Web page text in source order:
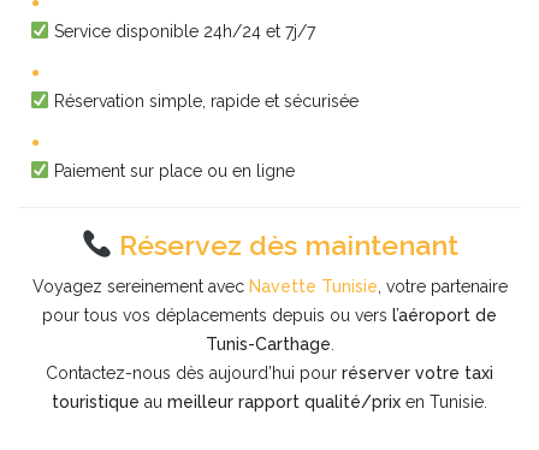
Service disponible 24h/24 et 7j/7
Réservation simple, rapide et sécurisée
Paiement sur place ou en ligne
Réservez dès maintenant
Voyagez sereinement avec Navette Tunisie , votre partenaire
pour tous vos déplacements depuis ou vers l’aéroport de
Tunis-Carthage
Contactez-nous dès aujourd’hui pour réserver votre taxi
touristique au meilleur rapport qualité/prix en Tunisie.